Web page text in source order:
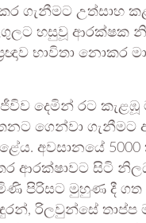
ගැනීමට උත්සාහ
හසුවූ ආරක්ෂක
භාවිතා නොකර
දෙමින් රට
ගෙන්වා ගැනීමට
අවසානයේ
ආරක්ෂාවට සිටි
පිරිසට මුහුණ දී
රිලවුන්සේ